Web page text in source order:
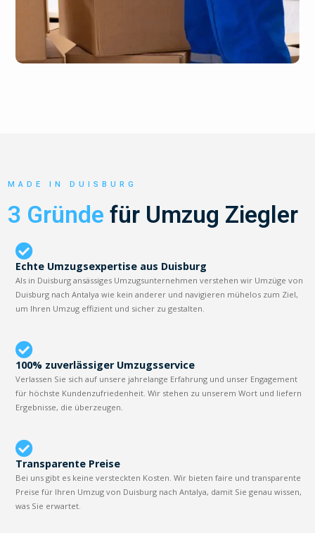
MADE IN DUISBURG
3 Gründe für Umzug Ziegler
Echte Umzugsexpertise aus Duisburg
Als in Duisburg ansässiges Umzugsunternehmen verstehen wir Umzüge von
Duisburg nach Antalya wie kein anderer und navigieren mühelos zum Ziel,
um Ihren Umzug effizient und sicher zu gestalten.
100% zuverlässiger Umzugsservice
Verlassen Sie sich auf unsere jahrelange Erfahrung und unser Engagement
für höchste Kundenzufriedenheit. Wir stehen zu unserem Wort und liefern
Ergebnisse, die überzeugen.
Transparente Preise
Bei uns gibt es keine versteckten Kosten. Wir bieten faire und transparente
Preise für Ihren Umzug von Duisburg nach Antalya, damit Sie genau wissen,
was Sie erwartet.